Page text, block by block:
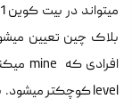
level کوچکتر میشود. به تلاش برای یافتن عدد مذکور mining میگویند.